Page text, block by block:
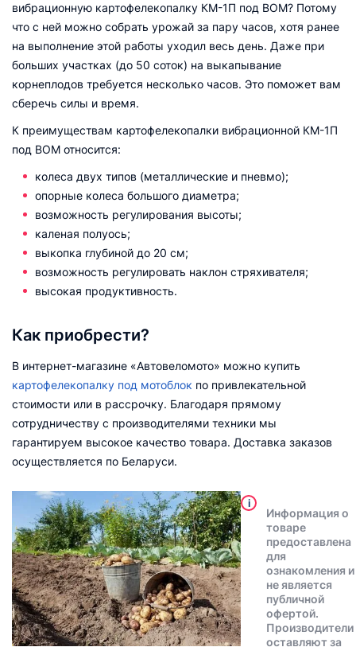
вибрационную картофелекопалку КМ-1П под ВОМ? Потому
что с ней можно собрать урожай за пару часов, хотя ранее
на выполнение этой работы уходил весь день. Даже при
больших участках (до 50 соток) на выкапывание
корнеплодов требуется несколько часов. Это поможет вам
сберечь силы и время.
К преимуществам картофелекопалки вибрационной КМ-1П
под ВОМ относится:
колеса двух типов (металлические и пневмо);
опорные колеса большого диаметра;
возможность регулирования высоты;
каленая полуось;
выкопка глубиной до 20 см;
возможность регулировать наклон стряхивателя;
высокая продуктивность.
Как приобрести?
В интернет-магазине «Автовеломото» можно купить
картофелекопалку под мотоблок по привлекательной
стоимости или в рассрочку. Благодаря прямому
сотрудничеству с производителями техники мы
гарантируем высокое качество товара. Доставка заказов
осуществляется по Беларуси.
i
Информация о
товаре
предоставлена
для
ознакомления и
не является
публичной
офертой.
Производители
оставляют за